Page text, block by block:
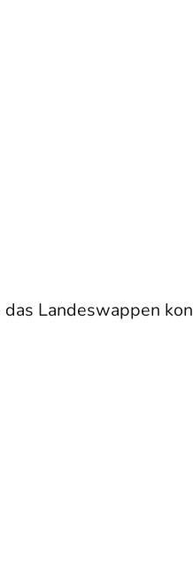
Landeswappen